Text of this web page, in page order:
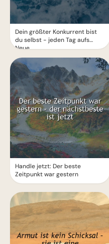
Dein größter Konkurrent bist
du selbst - jeden Tag aufs
Neue
Handle jetzt: Der beste
Zeitpunkt war gestern